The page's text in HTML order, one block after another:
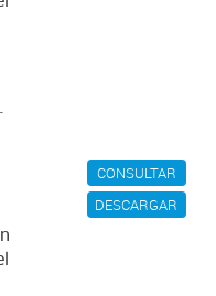
CONSULTAR
DESCARGAR